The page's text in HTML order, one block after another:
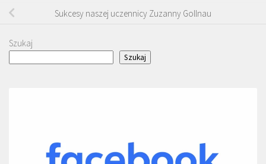
Sukcesy naszej uczennicy Zuzanny Gollnau
Szukaj
Szukaj